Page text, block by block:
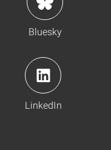
Bluesky
LinkedIn